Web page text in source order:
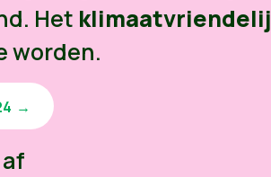
Het
worden.